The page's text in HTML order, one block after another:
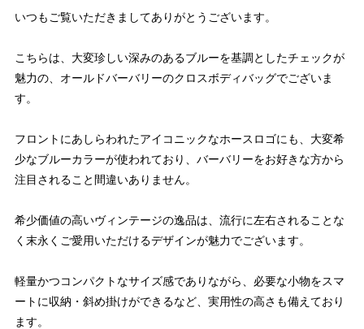
いつもご覧いただきましてありがとうございます。
こちらは、大変珍しい深みのあるブルーを基調としたチェックが
魅力の、オールドバーバリーのクロスボディバッグでございま
す。
フロントにあしらわれたアイコニックなホースロゴにも、大変希
少なブルーカラーが使われており、バーバリーをお好きな方から
注目されること間違いありません。
希少価値の高いヴィンテージの逸品は、流行に左右されることな
く末永くご愛用いただけるデザインが魅力でございます。
軽量かつコンパクトなサイズ感でありながら、必要な小物をスマ
ートに収納・斜め掛けができるなど、実用性の高さも備えており
ます。